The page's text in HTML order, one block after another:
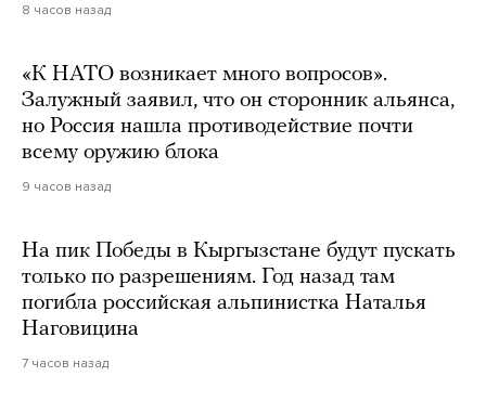
8 часов назад
«К НАТО возникает много вопросов».
Залужный заявил, что он сторонник альянса,
но Россия нашла противодействие почти
всему оружию блока
9 часов назад
На пик Победы в Кыргызстане будут пускать
только по разрешениям. Год назад там
погибла российская альпинистка Наталья
Наговицина
7 часов назад